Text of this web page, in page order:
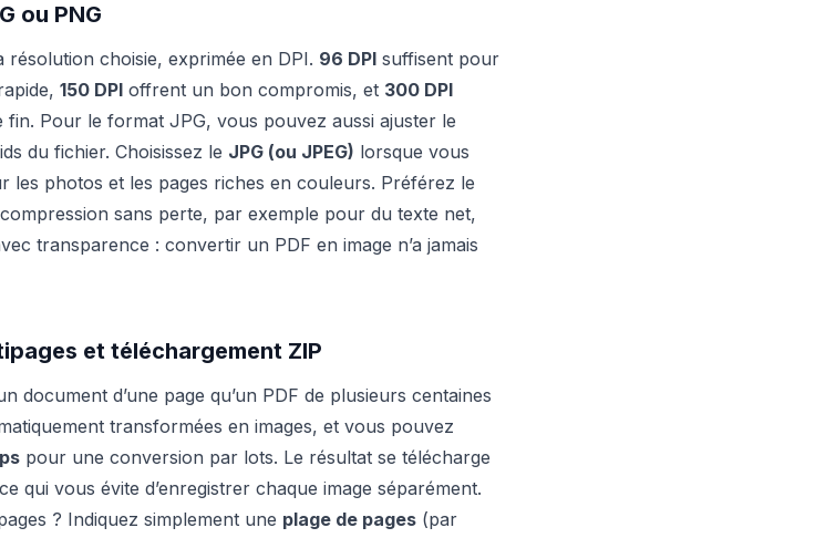
ou PNG
résolution choisie, exprimée en DPI. 96 DPI suffisent pour
150 DPI offrent un bon compromis, et 300 DPI
fin. Pour le format JPG, vous pouvez aussi ajuster le
du fichier. Choisissez le JPG (ou JPEG) lorsque vous
les photos et les pages riches en couleurs. Préférez le
sans perte, par exemple pour du texte net,
transparence : convertir un PDF en image n’a jamais
et téléchargement ZIP
document d’une page qu’un PDF de plusieurs centaines
transformées en images, et vous pouvez
pour une conversion par lots. Le résultat se télécharge
qui vous évite d’enregistrer chaque image séparément.
? Indiquez simplement une plage de pages (par